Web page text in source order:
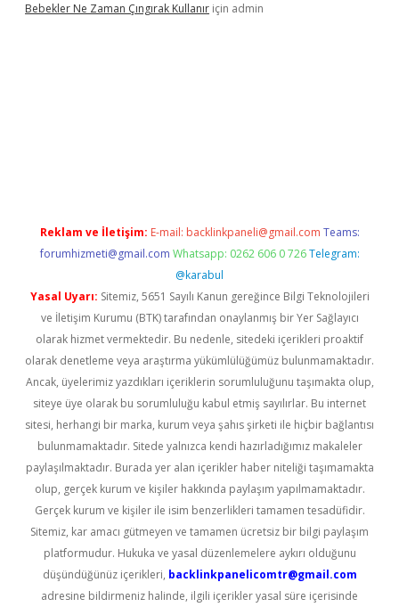
Bebekler Ne Zaman Çıngırak Kullanır için admin
Reklam ve İletişim: E-mail: backlinkpaneli@gmail.com Teams:
forumhizmeti@gmail.com Whatsapp: 0262 606 0 726 Telegram:
@karabul
Yasal Uyarı: Sitemiz, 5651 Sayılı Kanun gereğince Bilgi Teknolojileri
ve İletişim Kurumu (BTK) tarafından onaylanmış bir Yer Sağlayıcı
olarak hizmet vermektedir. Bu nedenle, sitedeki içerikleri proaktif
olarak denetleme veya araştırma yükümlülüğümüz bulunmamaktadır.
Ancak, üyelerimiz yazdıkları içeriklerin sorumluluğunu taşımakta olup,
siteye üye olarak bu sorumluluğu kabul etmiş sayılırlar. Bu internet
sitesi, herhangi bir marka, kurum veya şahıs şirketi ile hiçbir bağlantısı
bulunmamaktadır. Sitede yalnızca kendi hazırladığımız makaleler
paylaşılmaktadır. Burada yer alan içerikler haber niteliği taşımamakta
olup, gerçek kurum ve kişiler hakkında paylaşım yapılmamaktadır.
Gerçek kurum ve kişiler ile isim benzerlikleri tamamen tesadüfidir.
Sitemiz, kar amacı gütmeyen ve tamamen ücretsiz bir bilgi paylaşım
platformudur. Hukuka ve yasal düzenlemelere aykırı olduğunu
düşündüğünüz içerikleri, backlinkpanelicomtr@gmail.com
adresine bildirmeniz halinde, ilgili içerikler yasal süre içerisinde